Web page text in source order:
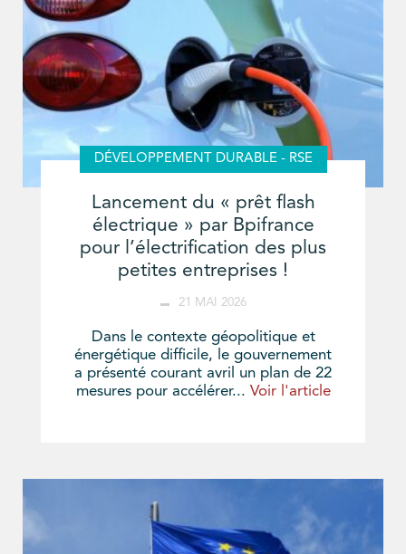
DÉVELOPPEMENT DURABLE - RSE
Lancement du « prêt flash
électrique » par Bpifrance
pour l’électrification des plus
petites entreprises !
21 MAI 2026
Dans le contexte géopolitique et
énergétique difficile, le gouvernement
a présenté courant avril un plan de 22
mesures pour accélérer... Voir l'article